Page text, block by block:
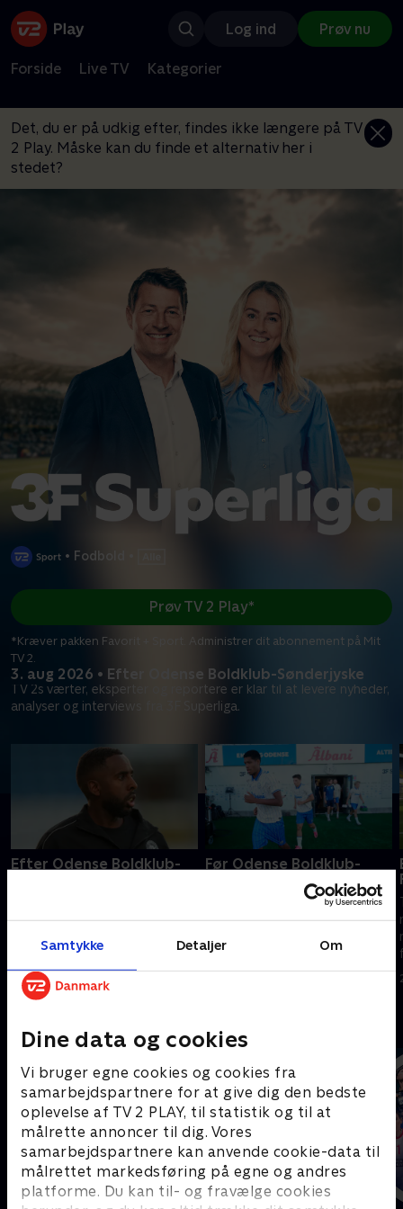
Samtykke Detaljer Om
Dine data og cookies
Vi bruger egne cookies og cookies fra
samarbejdspartnere for at give dig den bedste
oplevelse af TV 2 PLAY, til statistik og til at
målrette annoncer til dig. Vores
samarbejdspartnere kan anvende cookie-data til
målrettet markedsføring på egne og andres
platforme. Du kan til- og fravælge cookies
Log ind Prøv nu
Forside Live TV Kategorier
Det, du er på udkig efter, findes ikke længere på TV
2 Play. Måske kan du finde et alternativ her i
stedet?
• Fodbold
3. aug 2026 • Efter Odense Boldklub-Sønderjyske
TV 2s værter, eksperter og reportere er klar til at levere nyheder,
analyser og interviews fra 3F Superliga.
Prøv TV 2 Play*
*Kræver pakken Favorit + Sport. Administrer dit abonnement på Mit
TV 2.
Efter Odense Boldklub-
reportere er klar til at levere
fra 3F Superliga.
3. august 2026 • 25 min
Før Odense Boldklub-
TV 2s værter, eksperter og
reportere er klar til at levere
fra 3F Superliga.